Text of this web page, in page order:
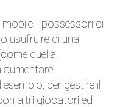
i possessori di
usufruire di una
quella
aumentare
per gestire il
altri giocatori ed